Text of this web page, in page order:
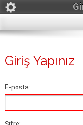
Giriş Yapınız
E-posta: